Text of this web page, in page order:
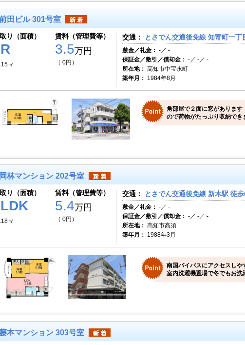
田ビル 301号室
り（面積）
㎡
賃料（管理費等）
3.5万円
（ 0円）
交通： とさでん交通後免線 知寄町一丁
敷金／礼金： -／ -
保証金／敷引／償却金： -／ -／ -
所在地： 高知市中宝永町
築年月： 1984年8月
角部屋で２面に窓がありま
ので荷物がたっぷり収納で
林マンション 202号室
り（面積）
㎡
賃料（管理費等）
5.4万円
（ 0円）
交通： とさでん交通後免線 新木駅 徒
敷金／礼金： -／ -
保証金／敷引／償却金： -／ -／ -
所在地： 高知市高須
築年月： 1988年3月
南国バイパスにアクセスしや
室内洗濯機置場で冬でもお洗
本マンション 303号室